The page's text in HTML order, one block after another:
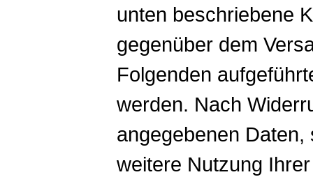
unten beschriebene
gegenüber dem
Folgenden
werden. Nach
angegebenen
weitere Nutzung